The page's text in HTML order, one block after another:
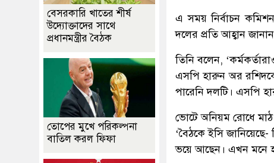
এ সময় নির্বাচন
দলের প্রতি আহ্বান
তিনি বলেন,
এসপি হারুন অর
পারেনি দলটি। এসপি
ভোটে অনিয়ম রোধে মাঠ
‘বৈঠকে ইসি
ভয়ে আছেন। এখন মনে
বেসরকারি খাতের শীর্ষ
উদ্যোক্তাদের সাথে
প্রধানমন্ত্রীর বৈঠক
তোপের মুখে পরিকল্পনা
বাতিল করল ফিফা